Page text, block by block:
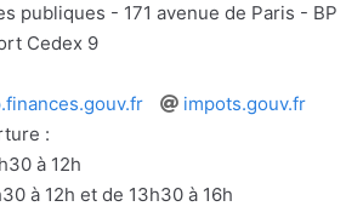
publiques - 171 avenue de Paris - BP
Cedex 9
Site
impots.gouv.fr
:
à 12h
à 12h et de 13h30 à 16h